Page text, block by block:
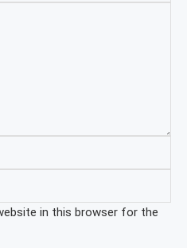
in this browser for the